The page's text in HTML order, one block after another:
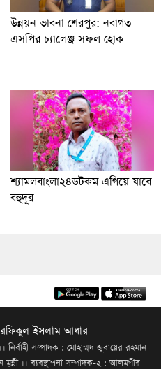
উন্নয়ন ভাবনা শেরপুর: নবাগত
এসপির চ্যালেঞ্জ সফল হোক
শ্যামলবাংলা২৪ডটকম এগিয়ে যাবে
বহুদূর
ইসলাম আধার
সম্পাদক : মোহাম্মদ জুবায়ের রহমান
মুন্নী ।। ব্যবস্থাপনা সম্পাদক-২ : আলমগীর